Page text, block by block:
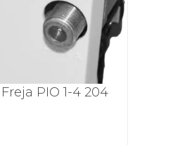
PIO 1-4 204